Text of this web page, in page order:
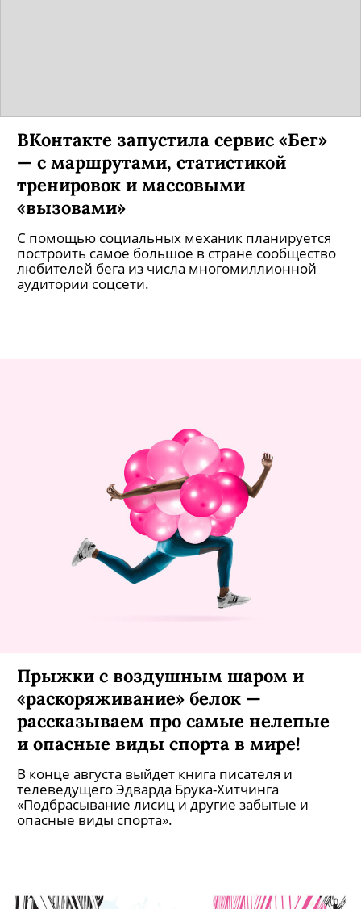
ВКонтакте запустила сервис «Бег»
— с маршрутами, статистикой
тренировок и массовыми
«вызовами»
С помощью социальных механик планируется
построить самое большое в стране сообщество
любителей бега из числа многомиллионной
аудитории соцсети.
Прыжки с воздушным шаром и
«раскоряживание» белок —
рассказываем про самые нелепые
и опасные виды спорта в мире!
В конце августа выйдет книга писателя и
телеведущего Эдварда Брука-Хитчинга
«Подбрасывание лисиц и другие забытые и
опасные виды спорта».